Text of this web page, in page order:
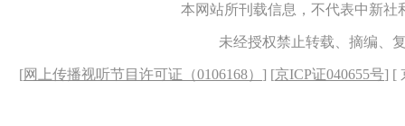
本网站所刊载信息，不代表中新
未经授权禁止转载、摘编、
[网上传播视听节目许可证（0106168） ] [京ICP证040655号] [